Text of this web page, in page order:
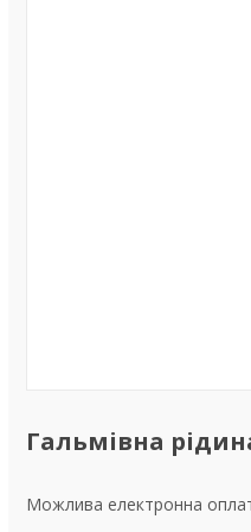
Гальмівна